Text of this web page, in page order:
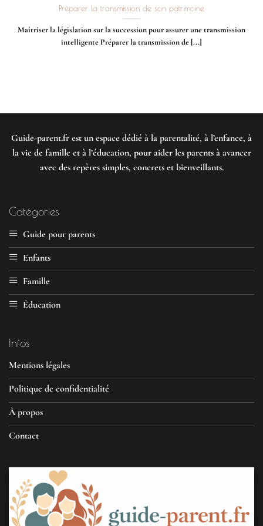
Préparer la transmission de son patrimoine
Maîtriser la législation sur la succession pour assurer une transmission
intelligente Préparer la transmission de [...]
Guide-parent.fr est un espace dédié à la parentalité, à l’enfance, à
la vie de famille et à l’éducation, pour aider les parents à avancer
avec des repères simples, concrets et bienveillants.
Catégories
Guide pour parents
Enfants
Famille
Éducation
Infos
Mentions légales
Politique de confidentialité
À propos
Contact